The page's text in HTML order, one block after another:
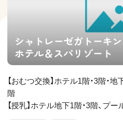
シャトレーゼガトーキ
ホテル＆スパリゾート
【おむつ交換】ホテル1階・3階・
階
【授乳】ホテル地下1階・3階、プ